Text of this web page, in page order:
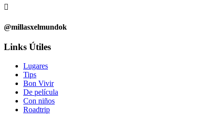

@millasxelmundok
Links Útiles
Lugares
Tips
Bon Vivir
De película
Con niños
Roadtrip